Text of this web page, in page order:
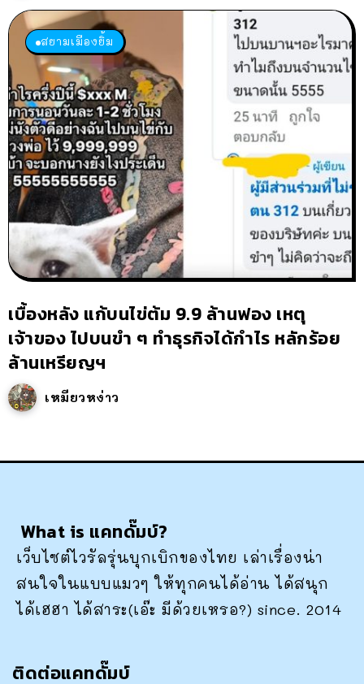
สยามเมืองยิ้ม
เบื้องหลัง แก้บนไข่ต้ม 9.9 ล้านฟอง เหตุ
เจ้าของ ไปบนขำ ๆ ทำธุรกิจได้กำไร หลักร้อย
ล้านเหรียญฯ
เหมียวหง่าว
What is แคทดั๊มบ์?
เว็บไซต์ไวรัลรุ่นบุกเบิกของไทย เล่าเรื่องน่า
สนใจในแบบแมวๆ ให้ทุกคนได้อ่าน ได้สนุก
ได้เฮฮา ได้สาระ(เอ๊ะ มีด้วยเหรอ?) since. 2014
ติดต่อแคทดั๊มบ์